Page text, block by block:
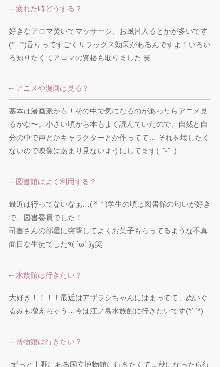
-- 疲れた時どうする？
好きなアロマ焚いてマッサージ、お風呂入るとかが多いです
(*´ `*)香りってすごくリラックス効果があるんですよ！いろい
ろ知りたくてアロマの資格も取りました 笑
-- アニメや漫画は見る？
基本は漫画派かも！その中で気になるのがあったらアニメ見
るかな〜。小さい頃から本もよく読んでいたので、自然と自
分の中で声とかキャラクターとか作ってて… それを壊したく
ないので映像はあまり見ないようにしてます(  ˘ᵕ˘  )
-- 図書館はよく利用する？
最近は行ってないなぁ…( ˟_˟ )学生の頃は図書館の匂いが好き
で、図書委員でした！
司書さんの部屋に突撃してよくお菓子もらってるような不真
面目な生徒でした٩( ´ω` )و笑
-- 水族館は行きたい？
大好き！！！！最近はアザラシちゃんにはまってて、ぬいぐ
るみも増えちゃう…今は江ノ島水族館に行きたいです(*´ `*)
-- 博物館は行きたい？